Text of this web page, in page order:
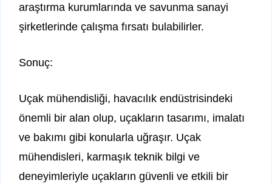
araştırma kurumlarında ve savunma sanayi
şirketlerinde çalışma fırsatı bulabilirler.
Sonuç:
Uçak mühendisliği, havacılık endüstrisindeki
önemli bir alan olup, uçakların tasarımı, imalatı
ve bakımı gibi konularla uğraşır. Uçak
mühendisleri, karmaşık teknik bilgi ve
deneyimleriyle uçakların güvenli ve etkili bir